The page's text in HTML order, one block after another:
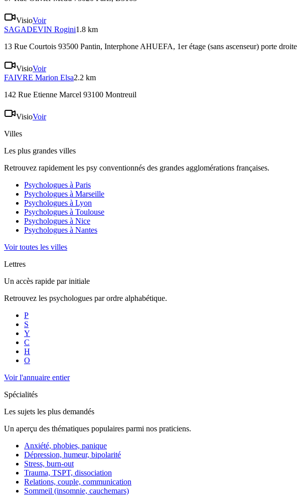
VisioVoir
SAGADEVIN Rogini1.8 km
13 Rue Courtois 93500 Pantin, Interphone AHUEFA, 1er étage (sans ascenseur) porte droite
VisioVoir
FAIVRE Marion Elsa2.2 km
142 Rue Etienne Marcel 93100 Montreuil
VisioVoir
Villes
Les plus grandes villes
Retrouvez rapidement les psy conventionnés des grandes agglomérations françaises.
Psychologues à Paris
Psychologues à Marseille
Psychologues à Lyon
Psychologues à Toulouse
Psychologues à Nice
Psychologues à Nantes
Voir toutes les villes
Lettres
Un accès rapide par initiale
Retrouvez les psychologues par ordre alphabétique.
P
S
Y
C
H
O
Voir l'annuaire entier
Spécialités
Les sujets les plus demandés
Un aperçu des thématiques populaires parmi nos praticiens.
Anxiété, phobies, panique
Dépression, humeur, bipolarité
Stress, burn-out
Trauma, TSPT, dissociation
Relations, couple, communication
Sommeil (insomnie, cauchemars)